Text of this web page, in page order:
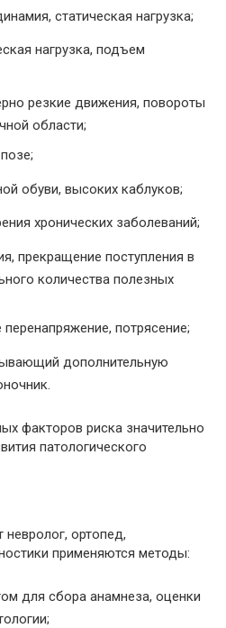
статическая нагрузка;
нагрузка, подъем
резкие движения, повороты
области;
обуви, высоких каблуков;
хронических заболеваний;
прекращение поступления в
количества полезных
потрясение;
дополнительную
факторов риска значительно
патологического
невролог, ортопед,
применяются методы:
для сбора анамнеза, оценки